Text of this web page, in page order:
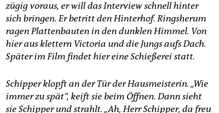
zügig voraus, er will das Interview schnell hinter
sich bringen. Er betritt den Hinterhof. Ringsherum
ragen Plattenbauten in den dunklen Himmel. Von
hier aus klettern Victoria und die Jungs aufs Dach.
Später im Film findet hier eine Schießerei statt.
Schipper klopft an der Tür der Hausmeisterin. „Wie
immer zu spät“, keift sie beim Öffnen. Dann sieht
sie Schipper und strahlt. „Ah, Herr Schipper, da freu